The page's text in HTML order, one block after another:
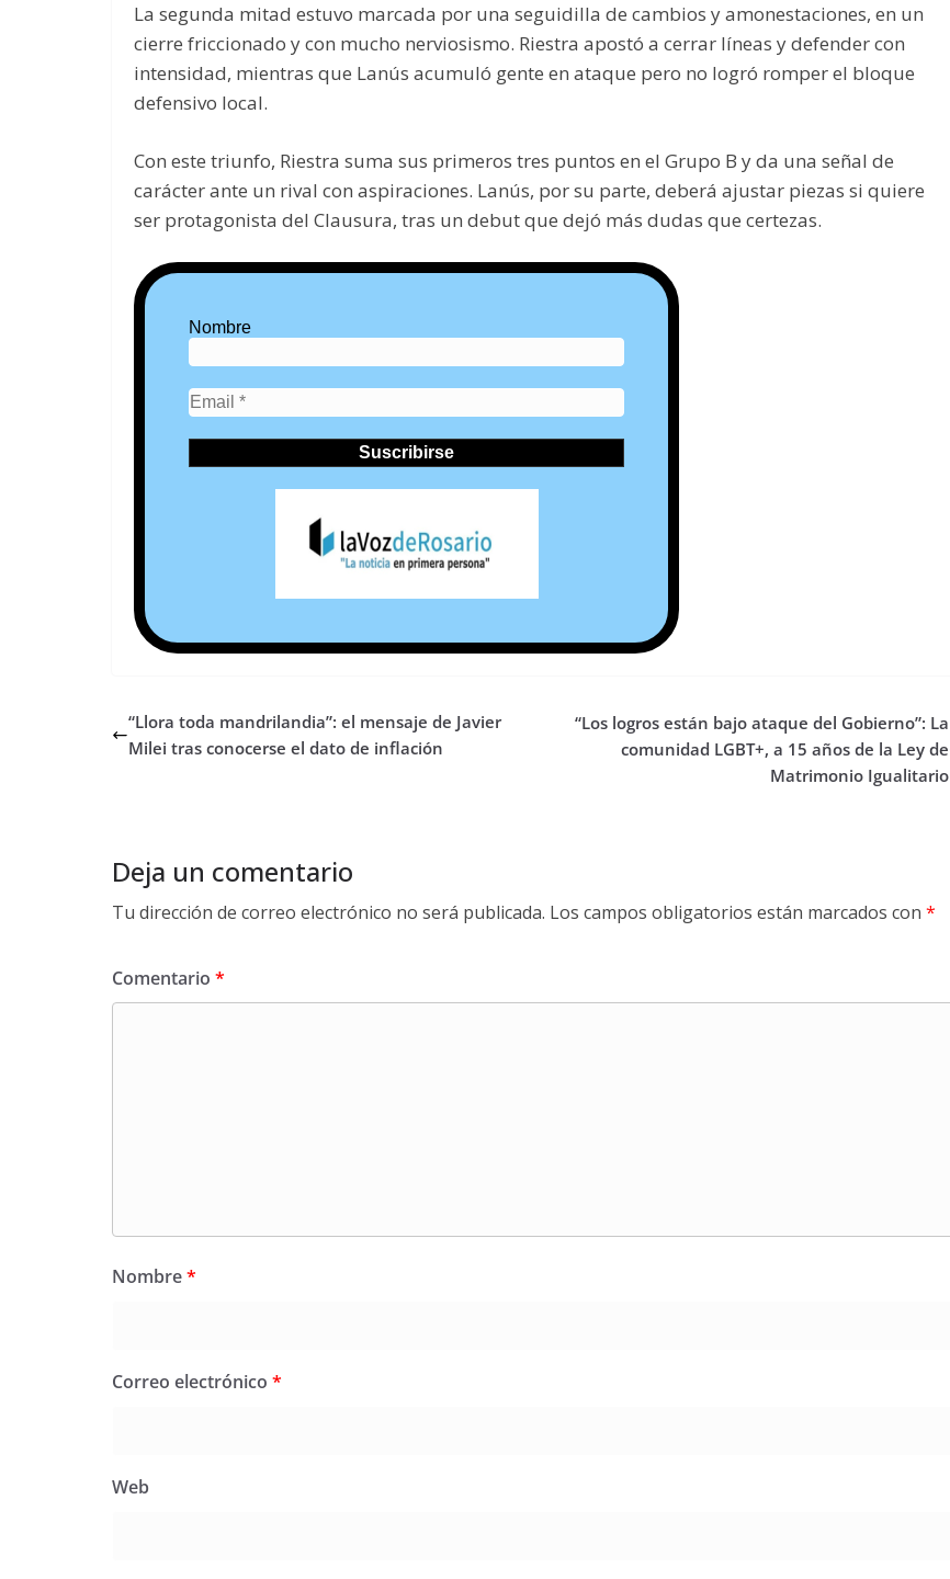
La segunda mitad estuvo marcada por una seguidilla de cambios y amonestaciones, en un
cierre friccionado y con mucho nerviosismo. Riestra apostó a cerrar líneas y defender con
intensidad, mientras que Lanús acumuló gente en ataque pero no logró romper el bloque
defensivo local.
Con este triunfo, Riestra suma sus primeros tres puntos en el Grupo B y da una señal de
carácter ante un rival con aspiraciones. Lanús, por su parte, deberá ajustar piezas si quiere
ser protagonista del Clausura, tras un debut que dejó más dudas que certezas.
Nombre
“Llora toda mandrilandia”: el mensaje de Javier
Milei tras conocerse el dato de inflación
“Los logros están bajo ataque del Gobierno”: La
comunidad LGBT+, a 15 años de la Ley de
Matrimonio Igualitario
Deja un comentario
Tu dirección de correo electrónico no será publicada. Los campos obligatorios están marcados con *
Comentario *
Nombre*
Correo electrónico *
Web